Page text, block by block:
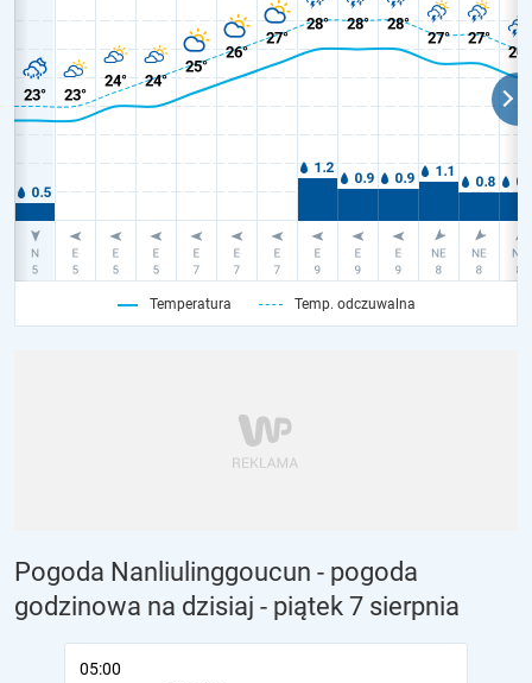
Temperatura Temp. odczuwalna
Pogoda Nanliulinggoucun - pogoda
godzinowa na dzisiaj - piątek 7 sierpnia
05:00